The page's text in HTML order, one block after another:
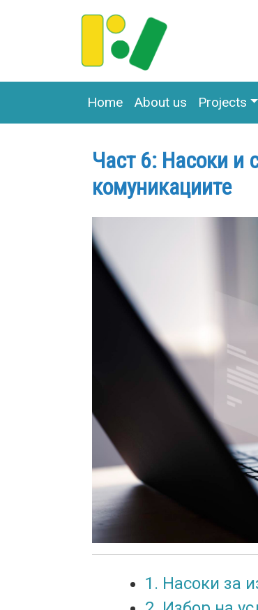
Main navigation en
Home About us Projects
Част 6: Насоки и
комуникациите
1. Насоки за